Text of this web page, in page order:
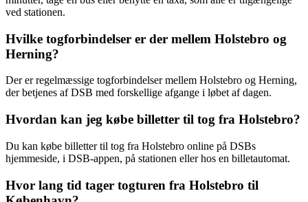
ved stationen.
Hvilke togforbindelser er der mellem Holstebro og
Herning?
Der er regelmæssige togforbindelser mellem Holstebro og Herning,
der betjenes af DSB med forskellige afgange i løbet af dagen.
Hvordan kan jeg købe billetter til tog fra Holstebro?
Du kan købe billetter til tog fra Holstebro online på DSBs
hjemmeside, i DSB-appen, på stationen eller hos en billetautomat.
Hvor lang tid tager togturen fra Holstebro til